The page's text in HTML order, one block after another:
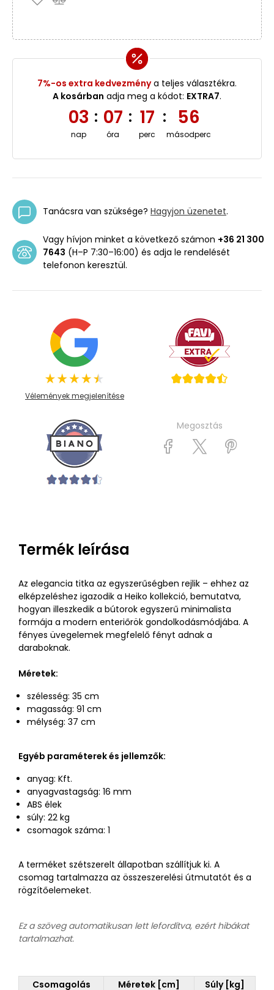
7%-os extra kedvezménya teljes választékra.
A kosárban adja meg a kódot: EXTRA7.
03
nap
: 07
óra
: 17
perc
: 56
másodperc
Tanácsra van szüksége? Hagyjon üzenetet.
Vagy hívjon minket a következő számon +36 21 300
7643 (H–P 7:30–16:00) és adja le rendelését
telefonon keresztül.
Vélemények megjelenítése
Megosztás
Termék leírása
Az elegancia titka az egyszerűségben rejlik – ehhez az
elképzeléshez igazodik a Heiko kollekció, bemutatva,
hogyan illeszkedik a bútorok egyszerű minimalista
formája a modern enteriőrök gondolkodásmódjába. A
fényes üvegelemek megfelelő fényt adnak a
daraboknak.
Méretek:
szélesség: 35 cm
magasság: 91 cm
mélység: 37 cm
Egyéb paraméterek és jellemzők:
anyag: Kft.
anyagvastagság: 16 mm
ABS élek
súly: 22 kg
csomagok száma: 1
A terméket szétszerelt állapotban szállítjuk ki. A
csomag tartalmazza az összeszerelési útmutatót és a
rögzítőelemeket.
Ez a szöveg automatikusan lett lefordítva, ezért hibákat
tartalmazhat.
Csomagolás Méretek [cm] Súly [kg]